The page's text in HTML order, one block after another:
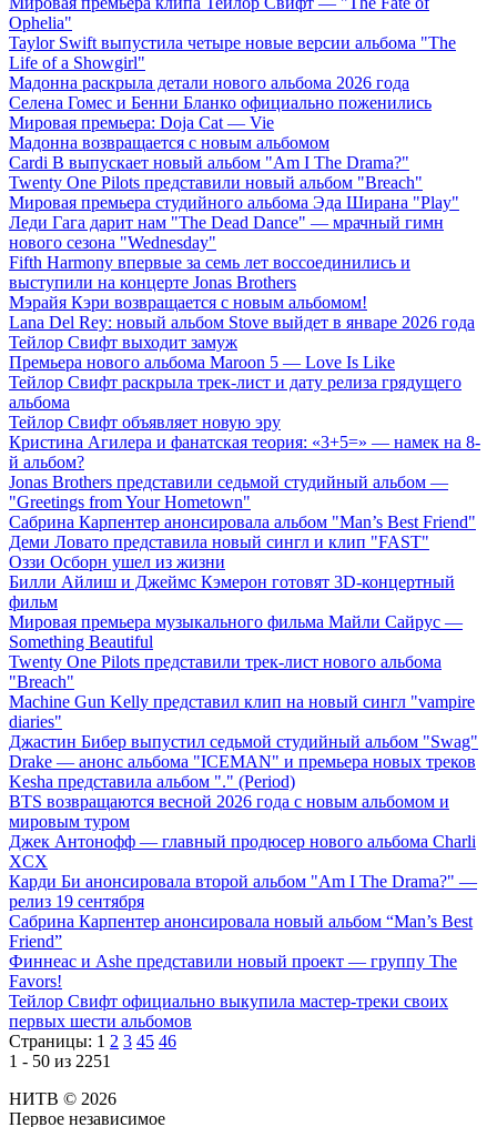
Ophelia"
Taylor Swift выпустила четыре новые версии альбома "The
Life of a Showgirl"
Мадонна раскрыла детали нового альбома 2026 года
Селена Гомес и Бенни Бланко официально поженились
Мировая премьера: Doja Cat — Vie
Мадонна возвращается с новым альбомом
Cardi B выпускает новый альбом "Am I The Drama?"
Twenty One Pilots представили новый альбом "Breach"
Мировая премьера студийного альбома Эда Ширана "Play"
Леди Гага дарит нам "The Dead Dance" — мрачный гимн
нового сезона "Wednesday"
Fifth Harmony впервые за семь лет воссоединились и
выступили на концерте Jonas Brothers
Мэрайя Кэри возвращается с новым альбомом!
Lana Del Rey: новый альбом Stove выйдет в январе 2026 года
Тейлор Свифт выходит замуж
Премьера нового альбома Maroon 5 — Love Is Like
Тейлор Свифт раскрыла трек-лист и дату релиза грядущего
альбома
Тейлор Свифт объявляет новую эру
Кристина Агилера и фанатская теория: «3+5=» — намек на 8-
й альбом?
Jonas Brothers представили седьмой студийный альбом —
"Greetings from Your Hometown"
Сабрина Карпентер анонсировала альбом "Man’s Best Friend"
Деми Ловато представила новый сингл и клип "FAST"
Оззи Осборн ушел из жизни
Билли Айлиш и Джеймс Кэмерон готовят 3D-концертный
фильм
Мировая премьера музыкального фильма Майли Сайрус —
Something Beautiful
Twenty One Pilots представили трек-лист нового альбома
"Breach"
Machine Gun Kelly представил клип на новый сингл "vampire
diaries"
Джастин Бибер выпустил седьмой студийный альбом "Swag"
Drake — анонс альбома "ICEMAN" и премьера новых треков
Kesha представила альбом "." (Period)
BTS возвращаются весной 2026 года с новым альбомом и
мировым туром
Джек Антонофф — главный продюсер нового альбома Charli
XCX
Карди Би анонсировала второй альбом "Am I The Drama?" —
релиз 19 сентября
Сабрина Карпентер анонсировала новый альбом “Man’s Best
Friend”
Финнеас и Ashe представили новый проект — группу The
Favors!
Тейлор Свифт официально выкупила мастер-треки своих
первых шести альбомов
Страницы: 1 2 3 45 46
1 - 50 из 2251
НИТВ © 2026
Первое независимое